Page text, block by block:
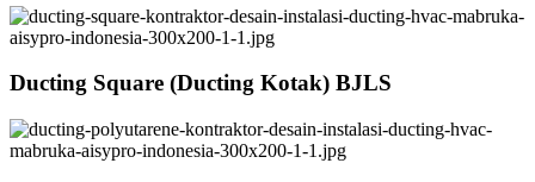
Ducting Square (Ducting Kotak) BJLS